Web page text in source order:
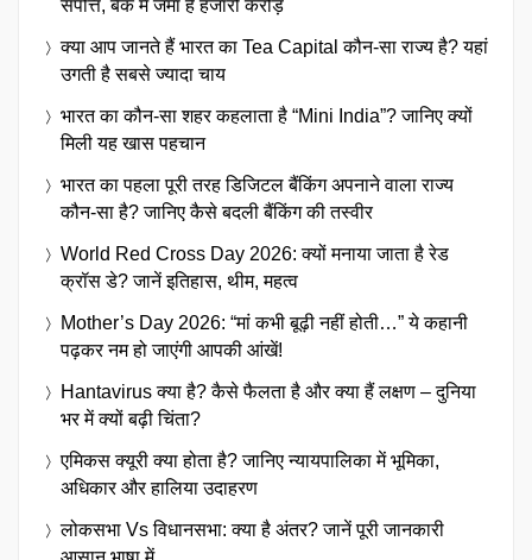
संपत्ति, बैंक में जमा हैं हजारों करोड़
क्या आप जानते हैं भारत का Tea Capital कौन-सा राज्य है? यहां
उगती है सबसे ज्यादा चाय
भारत का कौन-सा शहर कहलाता है “Mini India”? जानिए क्यों
मिली यह खास पहचान
भारत का पहला पूरी तरह डिजिटल बैंकिंग अपनाने वाला राज्य
कौन-सा है? जानिए कैसे बदली बैंकिंग की तस्वीर
World Red Cross Day 2026: क्यों मनाया जाता है रेड
क्रॉस डे? जानें इतिहास, थीम, महत्व
Mother’s Day 2026: “मां कभी बूढ़ी नहीं होती…” ये कहानी
पढ़कर नम हो जाएंगी आपकी आंखें!
Hantavirus क्या है? कैसे फैलता है और क्या हैं लक्षण – दुनिया
भर में क्यों बढ़ी चिंता?
एमिकस क्यूरी क्या होता है? जानिए न्यायपालिका में भूमिका,
अधिकार और हालिया उदाहरण
लोकसभा Vs विधानसभा: क्या है अंतर? जानें पूरी जानकारी